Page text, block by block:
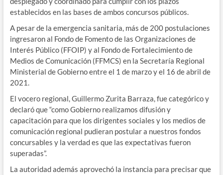
establecidos en las bases de ambos concursos públicos.
A pesar de la emergencia sanitaria, más de 200 postulaciones
ingresaron al Fondo de Fomento de las Organizaciones de
Interés Público (FFOIP) y al Fondo de Fortalecimiento de
Medios de Comunicación (FFMCS) en la Secretaría Regional
Ministerial de Gobierno entre el 1 de marzo y el 16 de abril de
2021.
El vocero regional, Guillermo Zurita Barraza, fue categórico y
declaró que “como Gobierno realizamos difusión y
capacitación para que los dirigentes sociales y los medios de
comunicación regional pudieran postular a nuestros fondos
concursables y la verdad es que las expectativas fueron
superadas”.
La autoridad además aprovechó la instancia para precisar que